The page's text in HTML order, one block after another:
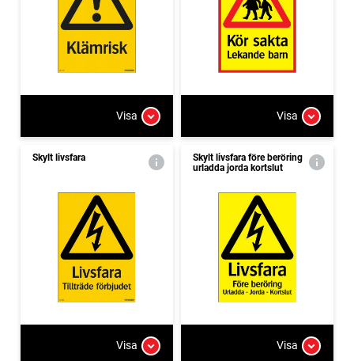
Visa Visa
Skylt livsfara
Visa
Skylt livsfara före beröring
urladda jorda kortslut
Visa